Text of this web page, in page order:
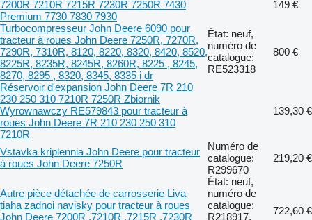
7200R 7210R 7215R 7230R 7250R 7430
Premium 7730 7830 7930
149 €
Turbocompresseur John Deere 6090 pour
tracteur à roues John Deere 7250R, 7270R,
7290R, 7310R, 8120, 8220, 8320, 8420, 8520,
8225R, 8235R, 8245R, 8260R, 8225 , 8245,
8270, 8295 , 8320, 8345, 8335 i dr
État: neuf,
numéro de
catalogue:
RE523318
800 €
Réservoir d'expansion John Deere 7R 210
230 250 310 7210R 7250R Zbiornik
Wyrownawczy RE579843 pour tracteur à
roues John Deere 7R 210 230 250 310
7210R
139,30 €
Vstavka kriplennia John Deere pour tracteur
à roues John Deere 7250R
Numéro de
catalogue:
R299670
219,20 €
Autre pièce détachée de carrosserie Liva
tiaha zadnoi navisky pour tracteur à roues
John Deere 7200R ,7210R ,7215R ,7230R
État: neuf,
numéro de
catalogue:
R218917,
722,60 €